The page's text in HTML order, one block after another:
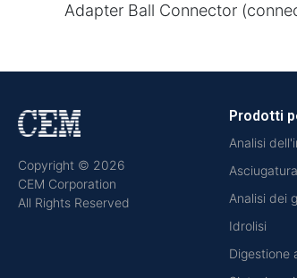
Adapter Ball Connector
Copyright © 2026
CEM Corporation
All Rights Reserved
Prodotti
Analisi
Asciugatura
Analisi dei
Idrolisi
Digestione